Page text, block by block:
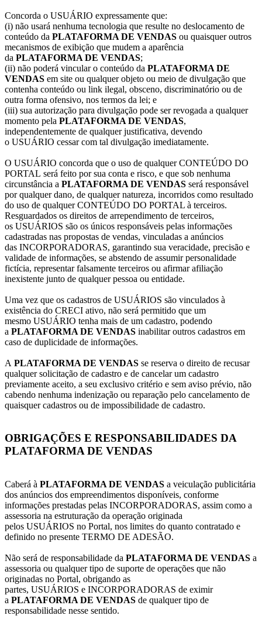
Concorda o USUÁRIO expressamente que:
(i) não usará nenhuma tecnologia que resulte no deslocamento de
conteúdo da PLATAFORMA DE VENDAS ou quaisquer outros
mecanismos de exibição que mudem a aparência
da PLATAFORMA DE VENDAS;
(ii) não poderá vincular o conteúdo da PLATAFORMA DE
VENDAS em site ou qualquer objeto ou meio de divulgação que
contenha conteúdo ou link ilegal, obsceno, discriminatório ou de
outra forma ofensivo, nos termos da lei; e
(iii) sua autorização para divulgação pode ser revogada a qualquer
momento pela PLATAFORMA DE VENDAS,
independentemente de qualquer justificativa, devendo
o USUÁRIO cessar com tal divulgação imediatamente.
O USUÁRIO concorda que o uso de qualquer CONTEÚDO DO
PORTAL será feito por sua conta e risco, e que sob nenhuma
circunstância a PLATAFORMA DE VENDAS será responsável
por qualquer dano, de qualquer natureza, incorridos como resultado
do uso de qualquer CONTEÚDO DO PORTAL à terceiros.
Resguardados os direitos de arrependimento de terceiros,
os USUÁRIOS são os únicos responsáveis pelas informações
cadastradas nas propostas de vendas, vinculadas a anúncios
das INCORPORADORAS, garantindo sua veracidade, precisão e
validade de informações, se abstendo de assumir personalidade
fictícia, representar falsamente terceiros ou afirmar afiliação
inexistente junto de qualquer pessoa ou entidade.
Uma vez que os cadastros de USUÁRIOS são vinculados à
existência do CRECI ativo, não será permitido que um
mesmo USUÁRIO tenha mais de um cadastro, podendo
a PLATAFORMA DE VENDAS inabilitar outros cadastros em
caso de duplicidade de informações.
A PLATAFORMA DE VENDAS se reserva o direito de recusar
qualquer solicitação de cadastro e de cancelar um cadastro
previamente aceito, a seu exclusivo critério e sem aviso prévio, não
cabendo nenhuma indenização ou reparação pelo cancelamento de
quaisquer cadastros ou de impossibilidade de cadastro.
OBRIGAÇÕES E RESPONSABILIDADES DA
PLATAFORMA DE VENDAS
Caberá à PLATAFORMA DE VENDAS a veiculação publicitária
dos anúncios dos empreendimentos disponíveis, conforme
informações prestadas pelas INCORPORADORAS, assim como a
assessoria na estruturação da operação originada
pelos USUÁRIOS no Portal, nos limites do quanto contratado e
definido no presente TERMO DE ADESÃO.
Não será de responsabilidade da PLATAFORMA DE VENDAS a
assessoria ou qualquer tipo de suporte de operações que não
originadas no Portal, obrigando as
partes, USUÁRIOS e INCORPORADORAS de eximir
a PLATAFORMA DE VENDAS de qualquer tipo de
responsabilidade nesse sentido.